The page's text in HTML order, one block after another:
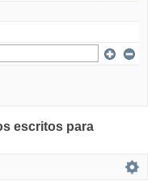
escritos para